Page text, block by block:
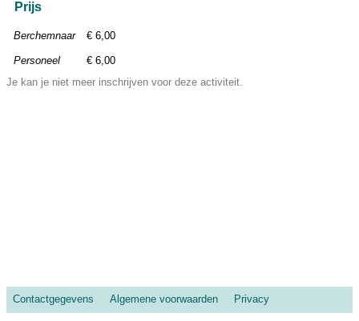
Prijs
Berchemnaar € 6,00
Personeel
€ 6,00
Je kan je niet meer inschrijven voor deze activiteit.
Contactgegevens Algemene voorwaarden Privacy